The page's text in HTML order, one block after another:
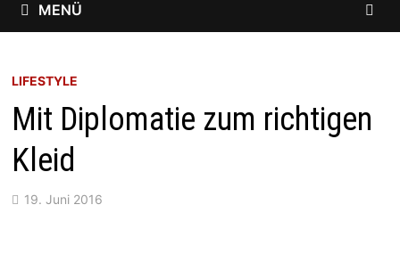
MENÜ
LIFESTYLE
Mit Diplomatie zum richtigen
Kleid
19. Juni 2016